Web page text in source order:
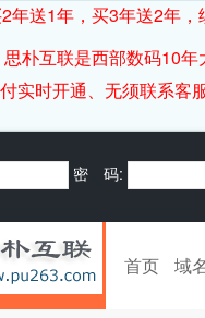
年送1年，买3年送2年
思朴互联是西部数码10
实时开通、无须联系客
密 码:
首页 域